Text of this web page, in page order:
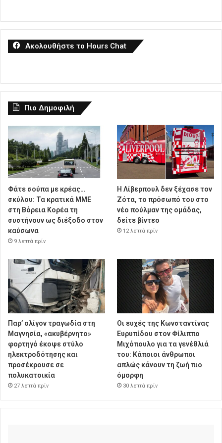
Ακολουθήστε το Hours Chat
Πιο Δημοφιλή
Φάτε σούπα με κρέας…
σκύλου: Τα κρατικά ΜΜΕ
στη Βόρεια Κορέα τη
συστήνουν ως διέξοδο στον
καύσωνα
9 λεπτά πρίν
Η Λίβερπουλ δεν ξέχασε τον
Ζότα, το πρόσωπό του στο
νέο πούλμαν της ομάδας,
δείτε βίντεο
12 λεπτά πρίν
Παρ’ ολίγον τραγωδία στη
Μαγνησία, «ακυβέρνητο»
φορτηγό έκοψε στύλο
ηλεκτροδότησης και
προσέκρουσε σε
πολυκατοικία
27 λεπτά πρίν
Οι ευχές της Κωνσταντίνας
Ευρυπίδου στον Φίλιππο
Μιχόπουλο για τα γενέθλιά
του: Κάποιοι άνθρωποι
απλώς κάνουν τη ζωή πιο
όμορφη
30 λεπτά πρίν